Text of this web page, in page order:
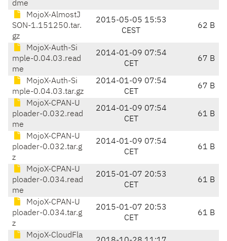
dme
MojoX-AlmostJ
SON-1.151250.tar.
gz
2015-05-05 15:53
CEST
62 B
MojoX-Auth-Si
mple-0.04.03.read
me
2014-01-09 07:54
CET
67 B
MojoX-Auth-Si
mple-0.04.03.tar.gz
2014-01-09 07:54
CET
67 B
MojoX-CPAN-U
ploader-0.032.read
me
2014-01-09 07:54
CET
61 B
MojoX-CPAN-U
ploader-0.032.tar.g
z
2014-01-09 07:54
CET
61 B
MojoX-CPAN-U
ploader-0.034.read
me
2015-01-07 20:53
CET
61 B
MojoX-CPAN-U
ploader-0.034.tar.g
z
2015-01-07 20:53
CET
61 B
MojoX-CloudFla